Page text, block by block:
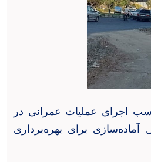
اجرای عملیات عمرانی در
برای بهره‌برداری